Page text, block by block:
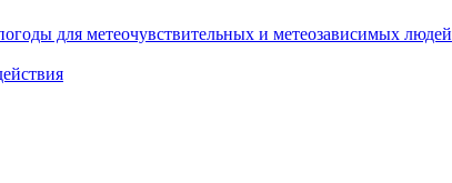
для метеочувствительных и метеозависимых людей